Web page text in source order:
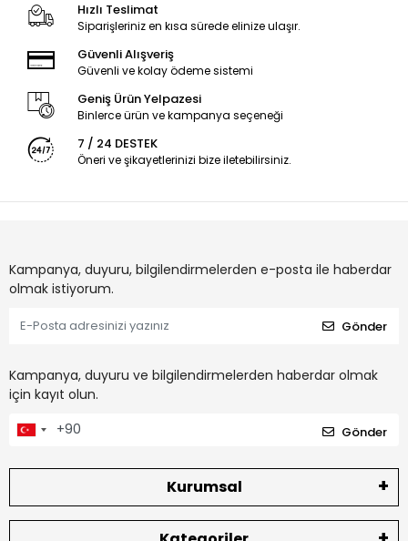
Hızlı Teslimat
Siparişleriniz en kısa sürede elinize ulaşır.
Güvenli Alışveriş
Güvenli ve kolay ödeme sistemi
Geniş Ürün Yelpazesi
Binlerce ürün ve kampanya seçeneği
7 / 24 DESTEK
Öneri ve şikayetlerinizi bize iletebilirsiniz.
Kampanya, duyuru, bilgilendirmelerden e-posta ile haberdar
olmak istiyorum.
Gönder
Kampanya, duyuru ve bilgilendirmelerden haberdar olmak
için kayıt olun.
Gönder
Kurumsal